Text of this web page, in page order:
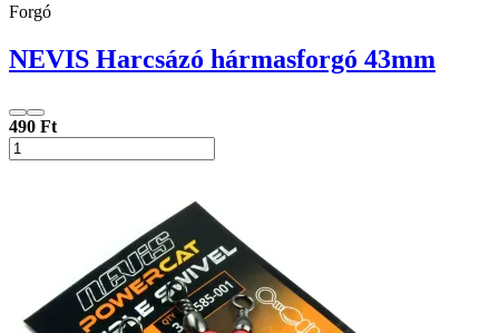
Forgó
NEVIS Harcsázó hármasforgó 43mm
490 Ft